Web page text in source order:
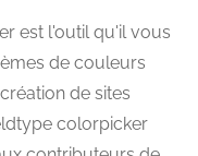
est l'outil qu'il vous
de couleurs
de sites
colorpicker